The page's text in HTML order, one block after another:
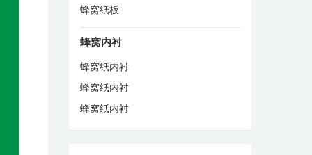
蜂窝纸板
蜂窝内衬
蜂窝纸内衬
蜂窝纸内衬
蜂窝纸内衬